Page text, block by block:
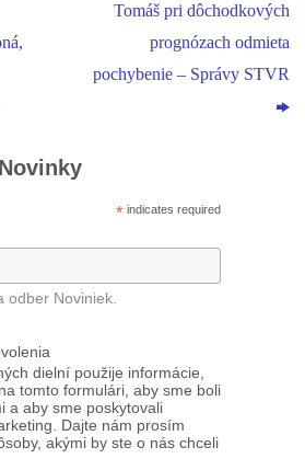
Tomáš pri dôchodkových
prognózach odmieta
pochybenie – Správy STVR
* indicates required
odber Noviniek.
dielní použije informácie,
tomto formulári, aby sme boli
a aby sme poskytovali
Dajte nám prosím
akými by ste o nás chceli